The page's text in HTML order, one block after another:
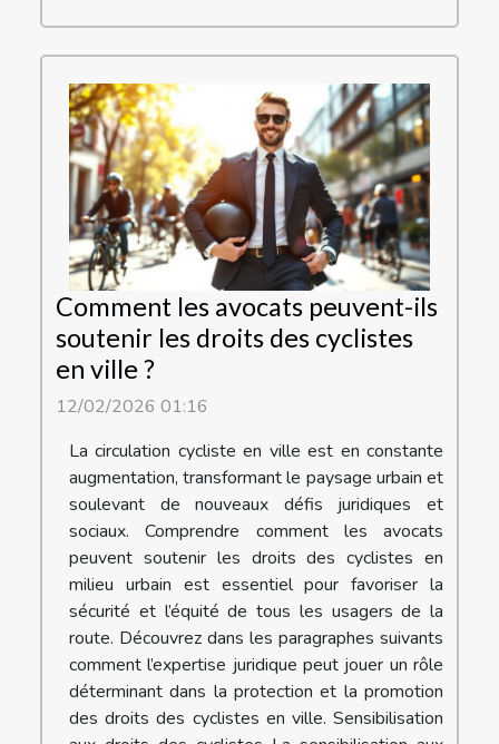
Comment les avocats peuvent-ils
soutenir les droits des cyclistes
en ville ?
12/02/2026 01:16
La circulation cycliste en ville est en constante
augmentation, transformant le paysage urbain et
soulevant de nouveaux défis juridiques et
sociaux. Comprendre comment les avocats
peuvent soutenir les droits des cyclistes en
milieu urbain est essentiel pour favoriser la
sécurité et l’équité de tous les usagers de la
route. Découvrez dans les paragraphes suivants
comment l’expertise juridique peut jouer un rôle
déterminant dans la protection et la promotion
des droits des cyclistes en ville. Sensibilisation